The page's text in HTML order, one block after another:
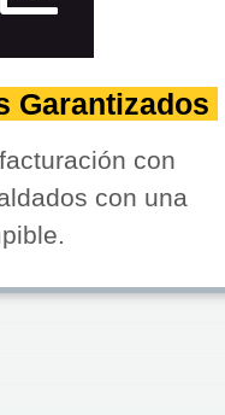
Garantizados
con
con una